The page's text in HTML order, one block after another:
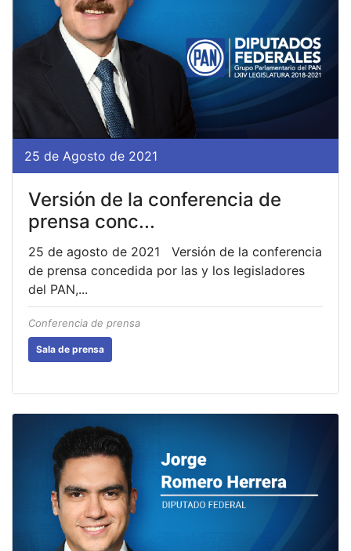
25 de Agosto de 2021
Versión de la conferencia de
prensa conc...
25 de agosto de 2021 Versión de la conferencia
de prensa concedida por las y los legisladores
del PAN,...
Conferencia de prensa
Sala de prensa